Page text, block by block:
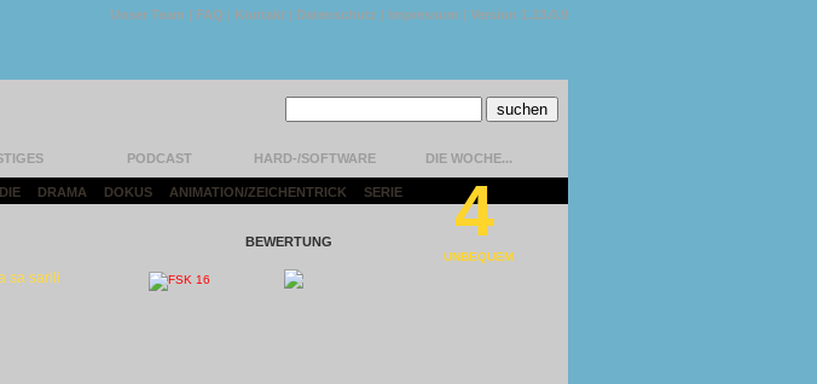
Unser Team | FAQ | Kontakt | Datenschutz | Impressum | Version 1.13.0.9
PODCAST HARD-/SOFTWARE DIE WOCHE...
DRAMA DOKUS ANIMATION/ZEICHENTRICK SERIE
sa sarili
BEWERTUNG 4
UNBEQUEM